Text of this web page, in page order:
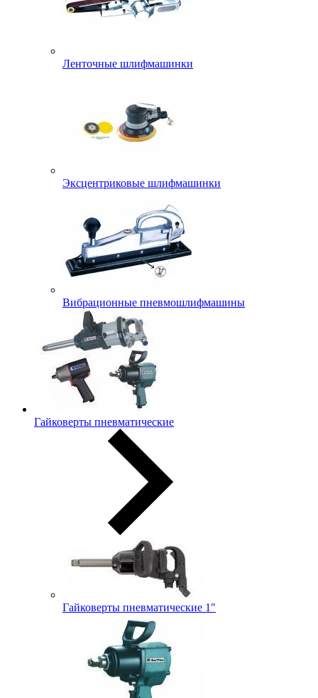
Ленточные шлифмашинки
Эксцентриковые шлифмашинки
Вибрационные пневмошлифмашины
Гайковерты пневматические
Гайковерты пневматические 1"